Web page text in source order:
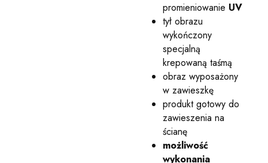
promieniowanie UV
tył obrazu
wykończony
specjalną
krepowaną taśmą
obraz wyposażony
w zawieszkę
produkt gotowy do
zawieszenia na
ścianę
możliwość
wykonania